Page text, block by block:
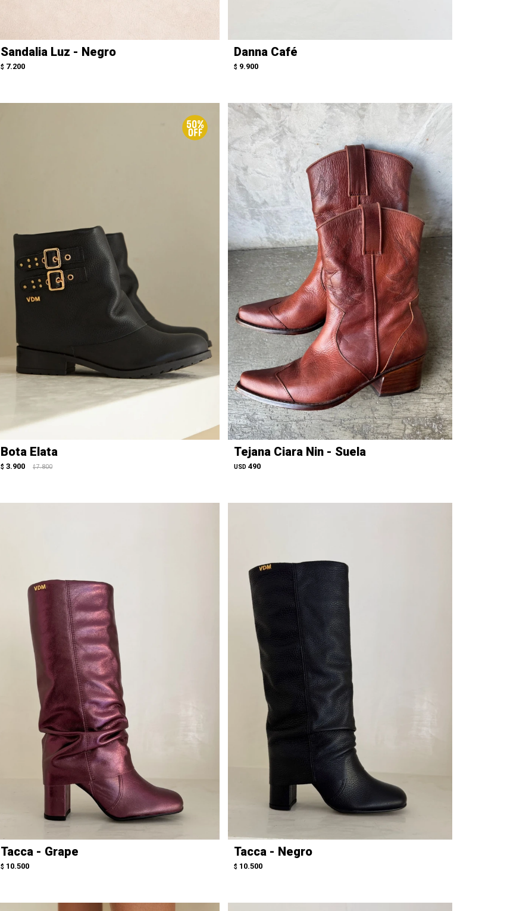
Sandalia Luz - Negro
$ 7.200
Danna Café
$ 9.900
Bota Elata
$ 3.900 $ 7.800
Tejana Ciara Nin - Suela
USD 490
Tacca - Grape
$ 10.500
Tacca - Negro
$ 10.500